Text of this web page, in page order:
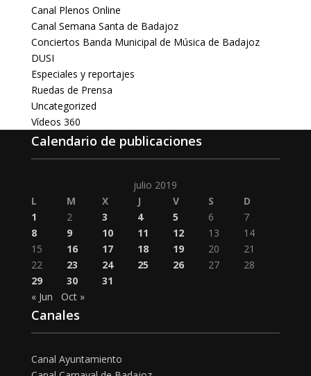
Canal Plenos Online
Canal Semana Santa de Badajoz
Conciertos Banda Municipal de Música de Badajoz
DUSI
Especiales y reportajes
Ruedas de Prensa
Uncategorized
Vídeos 360
Calendario de publicaciones
julio 2019
L
M X J V S
D
1
2 3 4 5 6
7
8
9 10 11 12 13
14
15
16 17 18 19 20
21
22
23 24 25 26 27
28
29
30
31
« Jun
Oct »
Canales
Canal Ayuntamiento